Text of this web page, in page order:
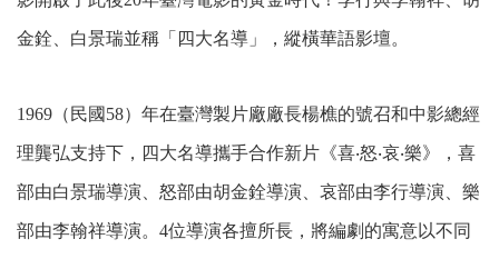
金銓、白景瑞並稱「四大名導」，縱橫華語影壇。
1969（民國58）年在臺灣製片廠廠長楊樵的號召和中影總經
理龔弘支持下，四大名導攜手合作新片《喜‧怒‧哀‧樂》，喜
部由白景瑞導演、怒部由胡金銓導演、哀部由李行導演、樂
部由李翰祥導演。4位導演各擅所長，將編劇的寓意以不同